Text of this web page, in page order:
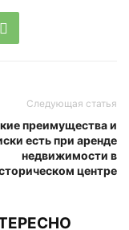
Следующая статья
преимущества и
есть при аренде
недвижимости в
центре